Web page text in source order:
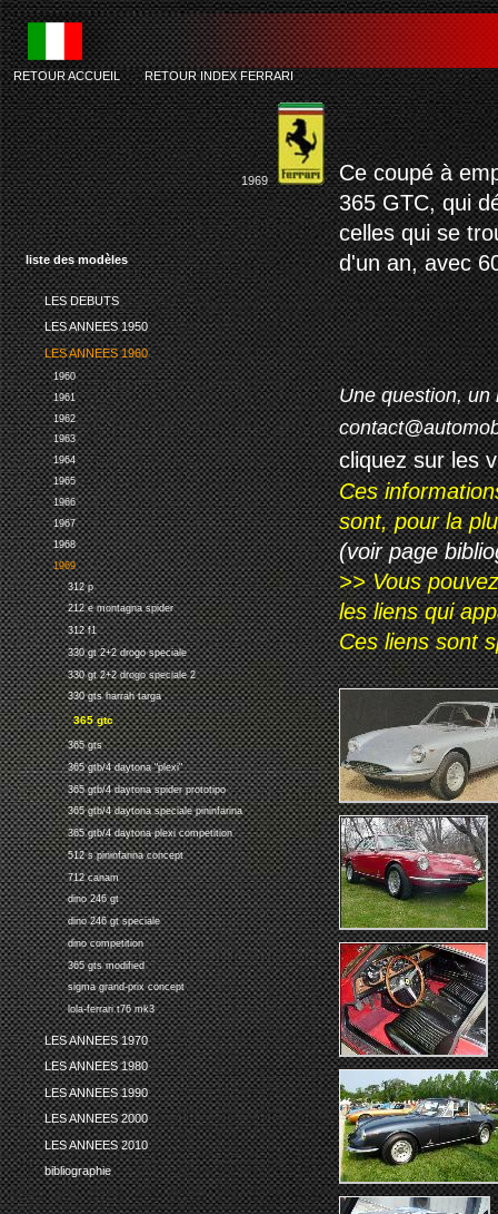
liste des modèles
LES DEBUTS
LES ANNEES 1950
LES ANNEES 1960
1960
1961
1962
1963
1964
1965
1966
1967
1968
1969
312 p
212 e montagna spider
312 f1
330 gt 2+2 drogo speciale
330 gt 2+2 drogo speciale 2
330 gts harrah targa
365 gtc
365 gts
365 gtb/4 daytona "plexi"
365 gtb/4 daytona spider prototipo
365 gtb/4 daytona speciale pininfarina
365 gtb/4 daytona plexi competition
512 s pininfarina concept
712 canam
dino 246 gt
dino 246 gt speciale
dino competition
365 gts modified
sigma grand-prix concept
lola-ferrari t76 mk3
LES ANNEES 1970
LES ANNEES 1980
LES ANNEES 1990
LES ANNEES 2000
LES ANNEES 2010
bibliographie
RETOUR ACCUEIL-RETOUR INDEX FERRARI
1969
Ce coupé à
365 GTC, qui
celles qui se
d'un an, avec
Une question, un
cliquez sur les
Ces
sont, pour la
(voir page
>> Vous
les liens qui
Ces liens sont